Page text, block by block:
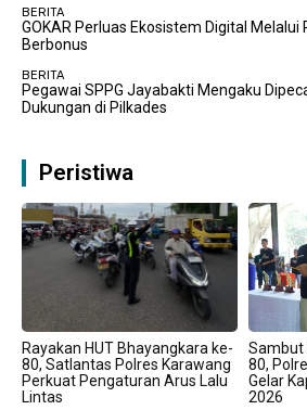
BERITA
GOKAR Perluas Ekosistem Digital
Berbonus
BERITA
Pegawai SPPG Jayabakti Mengaku
Dukungan di Pilkades
Peristiwa
Rayakan HUT Bhayangkara ke-
80, Satlantas Polres Karawang
Perkuat Pengaturan Arus Lalu
Lintas
Sambut
80,
Gelar
2026